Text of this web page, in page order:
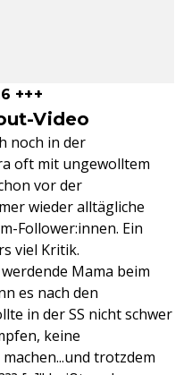
+++
Video
noch in der
oft mit ungewolltem
vor der
wieder alltägliche
Follower:innen. Ein
viel Kritik.
Mama beim
es nach den
in der SS nicht schwer
keine
trotzdem